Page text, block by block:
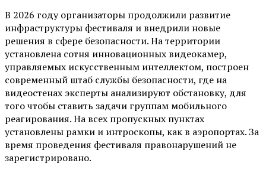
В 2026 году организаторы продолжили развитие
инфраструктуры фестиваля и внедрили новые
решения в сфере безопасности. На территории
установлена сотня инновационных видеокамер,
управляемых искусственным интеллектом, построен
современный штаб службы безопасности, где на
видеостенах эксперты анализируют обстановку, для
того чтобы ставить задачи группам мобильного
реагирования. На всех пропускных пунктах
установлены рамки и интроскопы, как в аэропортах. За
время проведения фестиваля правонарушений не
зарегистрировано.